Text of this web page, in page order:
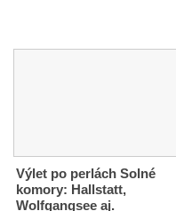
Výlet po perlách Solné
komory: Hallstatt,
Wolfgangsee aj.